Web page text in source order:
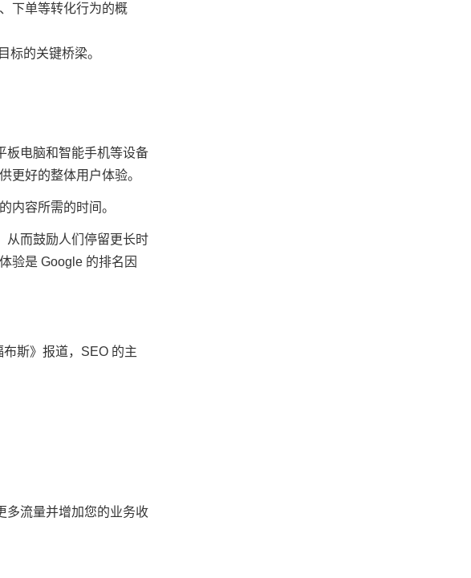
下单等转化行为的概
标的关键桥梁。
板电脑和智能手机等设备
更好的整体用户体验。
内容所需的时间。
从而鼓励人们停留更长时
验是 Google 的排名因
斯》报道，SEO 的主
多流量并增加您的业务收